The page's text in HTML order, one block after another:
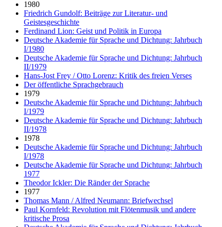
1980
Friedrich Gundolf: Beiträge zur Literatur- und
Geistesgeschichte
Ferdinand Lion: Geist und Politik in Europa
Deutsche Akademie für Sprache und Dichtung: Jahrbuch
I/1980
Deutsche Akademie für Sprache und Dichtung: Jahrbuch
II/1979
Hans-Jost Frey / Otto Lorenz: Kritik des freien Verses
Der öffentliche Sprachgebrauch
1979
Deutsche Akademie für Sprache und Dichtung: Jahrbuch
I/1979
Deutsche Akademie für Sprache und Dichtung: Jahrbuch
II/1978
1978
Deutsche Akademie für Sprache und Dichtung: Jahrbuch
I/1978
Deutsche Akademie für Sprache und Dichtung: Jahrbuch
1977
Theodor Ickler: Die Ränder der Sprache
1977
Thomas Mann / Alfred Neumann: Briefwechsel
Paul Kornfeld: Revolution mit Flötenmusik und andere
kritische Prosa